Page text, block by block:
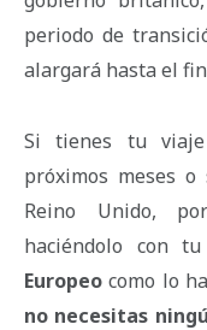
periodo de
alargará hasta el
Si tienes tu
próximos meses
Reino Unido,
haciéndolo con tu
Europeo como lo
no necesitas